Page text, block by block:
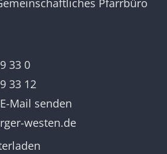
Pfarrbüro
33 0
33 12
Mail senden
westen.de